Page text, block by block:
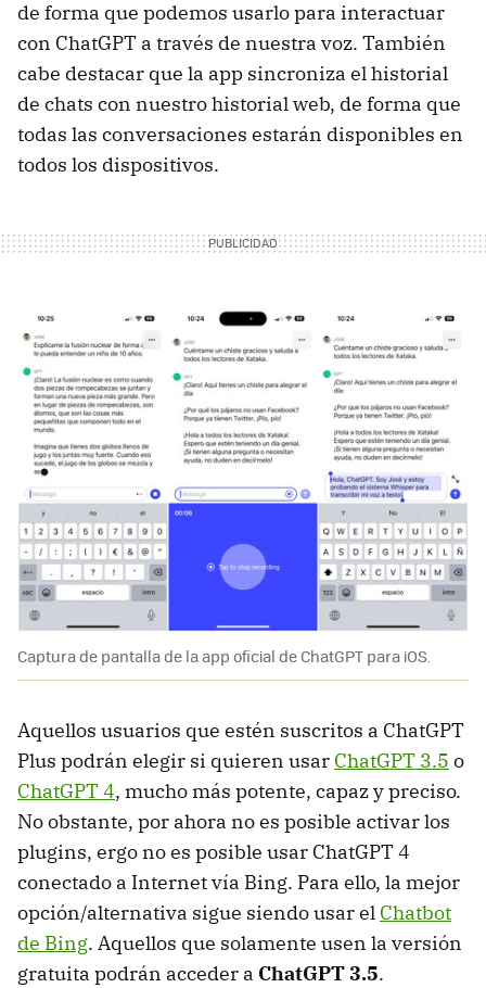
de forma que podemos usarlo para interactuar
con ChatGPT a través de nuestra voz. También
cabe destacar que la app sincroniza el historial
de chats con nuestro historial web, de forma que
todas las conversaciones estarán disponibles en
todos los dispositivos.
Captura de pantalla de la app oficial de ChatGPT para iOS.
Aquellos usuarios que estén suscritos a ChatGPT
Plus podrán elegir si quieren usar ChatGPT 3.5 o
ChatGPT 4, mucho más potente, capaz y preciso.
No obstante, por ahora no es posible activar los
plugins, ergo no es posible usar ChatGPT 4
conectado a Internet vía Bing. Para ello, la mejor
opción/alternativa sigue siendo usar el Chatbot
de Bing. Aquellos que solamente usen la versión
gratuita podrán acceder a ChatGPT 3.5.